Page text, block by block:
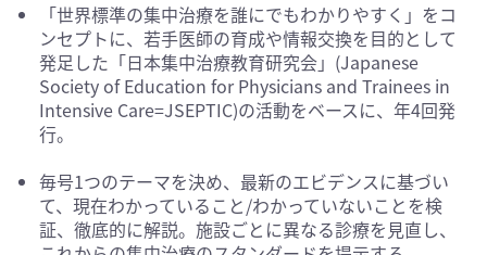
「世界標準の集中治療を誰にでもわかりやすく」をコ
ンセプトに、若手医師の育成や情報交換を目的として
発足した「日本集中治療教育研究会」(Japanese
Society of Education for Physicians and Trainees in
Intensive Care=JSEPTIC)の活動をベースに、年4回発
行。
毎号1つのテーマを決め、最新のエビデンスに基づい
て、現在わかっていること/わかっていないことを検
証、徹底的に解説。施設ごとに異なる診療を見直し、